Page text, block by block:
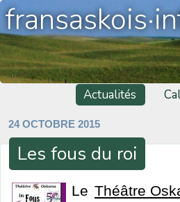
Actualités
24 OCTOBRE 2015
Les fous du roi
Le Théâtre